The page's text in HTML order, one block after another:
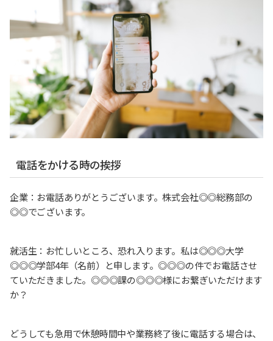
電話をかける時の挨拶
企業：お電話ありがとうございます。株式会社◎◎総務部の
◎◎でございます。
就活生：お忙しいところ、恐れ入ります。私は◎◎◎大学
◎◎◎学部4年（名前）と申します。◎◎◎の件でお電話させ
ていただきました。◎◎◎課の◎◎◎様にお繋ぎいただけます
か？
どうしても急用で休憩時間中や業務終了後に電話する場合は、